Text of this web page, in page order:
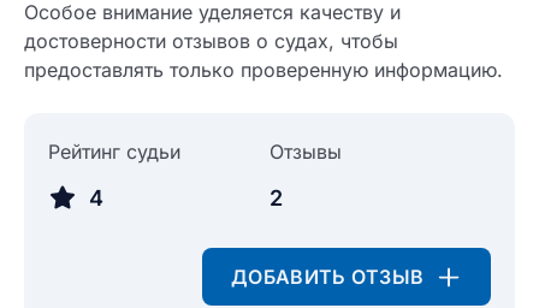
Особое внимание уделяется качеству и
достоверности отзывов о судах, чтобы
предоставлять только проверенную информацию.
Рейтинг судьи
4
Отзывы
2
ДОБАВИТЬ ОТЗЫВ